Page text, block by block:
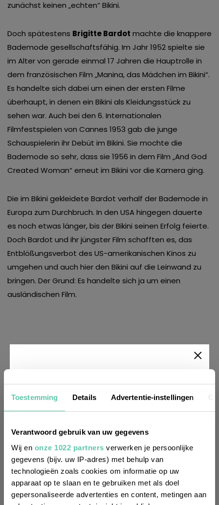
Toestemming Details Advertentie-instellingen
Verantwoord gebruik van uw gegevens
Wij en onze 1022 partners verwerken je persoonlijke
gegevens (bijv. uw IP-adres) met behulp van
technologieën zoals cookies om informatie op uw
apparaat op te slaan en te gebruiken met als doel
gepersonaliseerde advertenties en content, metingen aan
zunächst keinen „echten“ Bikini.
Doch spätestens Brigitte Bardot machte die knappere
Bademode gesellschaftsfähig. Im Jahr 1952 spielte sie
im Alter von gerade einmal 17 Jahren die Hauptrolle in
dem französischen Film „Manina, das Mädchen im Bikini“.
Es handelte sich dabei um einen der ersten Filme
überhaupt, in denen ein Bikini als Kleidungsstück zu
sehen war. Auch bei den 6. Internationalen
Filmfestspielen von Cannes 1953 gab die junge
Schauspielerin ihr Debüt im Bikini. Sie mochte die
Bademode so sehr, dass sie 1956 in dem Film „And God
Created Woman“ erneut im Bikini vor die Kamera ging.
Die im Bikini gekleidete Bardot verhalf der Bademode in
Europa zum Durchbruch. In den USA hingegen dauerte
es noch etwas länger, bis der Bikini seinen Erfolg feierte.
Doch Bardot und ihr jüngster Film schafften es, das
Entblößungsverbot des US-amerikanischen Kinos zu
umgehen und auch hier den Bikini auf die Leinwand zu
bringen. Der Grund: Es handelte sich ja um einen
ausländischen Film.
Newsletter
regelmäßig über Trends, neue
Entdeckungen und Insider-Tipps für
Frankreich informiert werden? Dann
melde dich für unseren
zweiwöchentlichen Newsletter an. Im